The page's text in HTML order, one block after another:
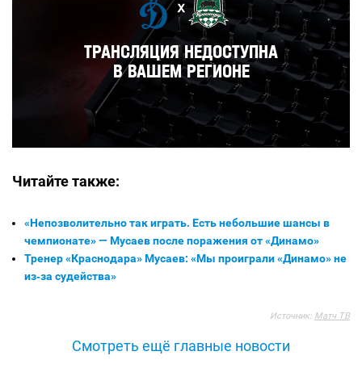
Читайте также:
«Непозволительно так играть. Есть небольшие шансы в
чемпионате» — Мусаев после поражения от «Динамо»
Тренер «Краснодара» Мусаев: «Мы проиграли «Динамо» не
из‑за судейства»
Источник: Матч ТВ
Смотреть ещё главные новости